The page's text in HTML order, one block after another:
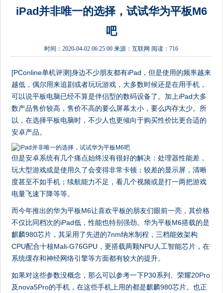
iPad并非唯一的选择，试试华为平板M6
吧
时间：2020-04-02 06:25:00 来源：互联网 阅读：716
[PConline单机评测]身边不少朋友都有iPad，但是使用的频率越来
越低，偶尔用来追剧或者玩玩游戏，大多数时候还是在用手机，
可以说平板电脑已经不算是伴侣型的数码设备了。加上iPad大多
数产品售价较高，售价不高的要么屏幕太小，要么内存太少。所
以，在选择平板电脑时，不少人也更倾向于购买性价比更合适的
安卓产品。
但是安卓系统有几个痛点始终没有很好的解决：处理器性能差，
玩大型游戏或是使用久了会变得非常卡顿；较差的显示屏，清晰
度甚至不如手机；续航能力不足，看几个视频或是打一两把游戏
电量飞速下降等等。
而今年推出的华为平板M6让喜欢平板的朋友们眼前一亮，其价格
不仅比同档次的iPad低，性能也特别强劲。华为平板M6搭载的是
麒麟980芯片，其采用了先进的7nm纳米制程，三档能效架构
CPU配合十核Mali-G76GPU，更搭载两颗NPU人工智能芯片，在
系统缓存和神经网络引擎等方面都有较大的提升。
如果对这些参数没概念，那么可以参考一下P30系列、荣耀20Pro
及nova5Pro的手机，在这些手机上用的都是麒麟980芯片。也正